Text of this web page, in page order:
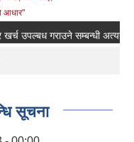
आधार"
गराउने सम्बन्धी अत्यन्त जरुरी
सूचना